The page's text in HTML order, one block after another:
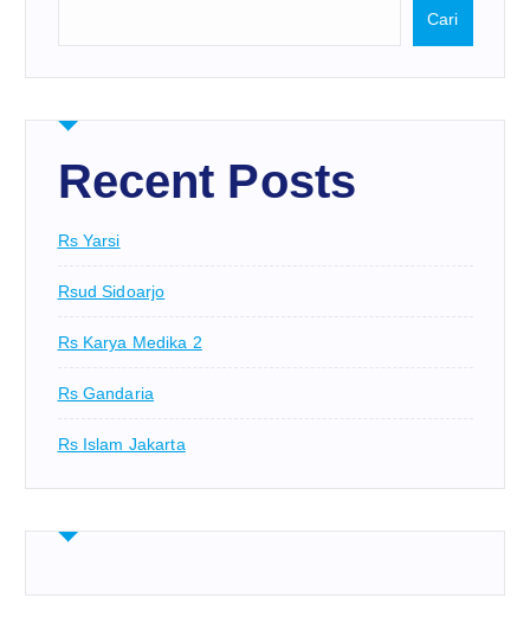
Cari
Recent Posts
Rs Yarsi
Rsud Sidoarjo
Rs Karya Medika 2
Rs Gandaria
Rs Islam Jakarta